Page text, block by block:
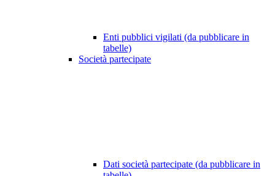
Enti pubblici vigilati (da pubblicare in
tabelle)
Società partecipate
Dati società partecipate (da pubblicare in